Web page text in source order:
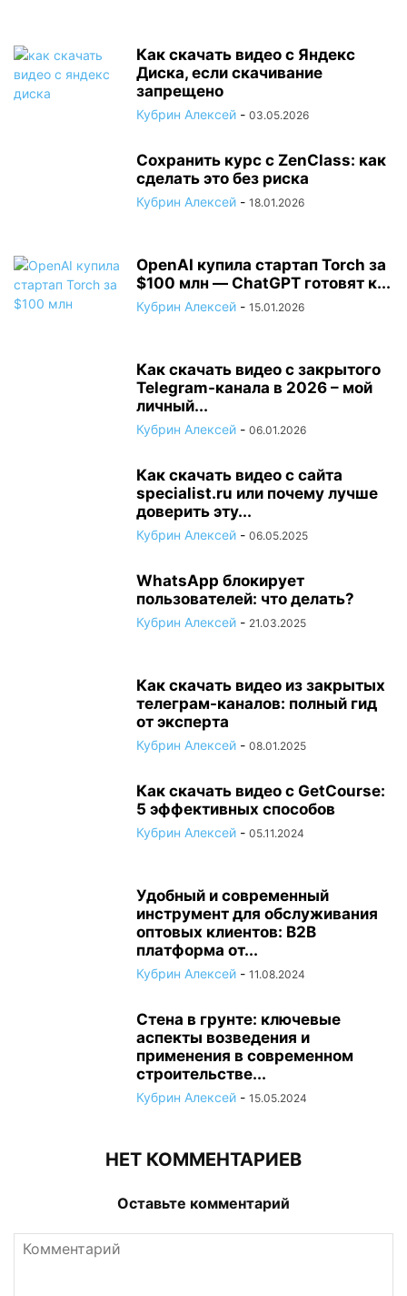
Как скачать видео с Яндекс
Диска, если скачивание
запрещено
Кубрин Алексей - 03.05.2026
Сохранить курс с ZenClass: как
сделать это без риска
Кубрин Алексей - 18.01.2026
OpenAI купила стартап Torch за
$100 млн — ChatGPT готовят к...
Кубрин Алексей - 15.01.2026
Как скачать видео с закрытого
Telegram-канала в 2026 – мой
личный...
Кубрин Алексей - 06.01.2026
Как скачать видео с сайта
specialist.ru или почему лучше
доверить эту...
Кубрин Алексей - 06.05.2025
WhatsApp блокирует
пользователей: что делать?
Кубрин Алексей - 21.03.2025
Как скачать видео из закрытых
телеграм-каналов: полный гид
от эксперта
Кубрин Алексей - 08.01.2025
Как скачать видео с GetCourse:
5 эффективных способов
Кубрин Алексей - 05.11.2024
Удобный и современный
инструмент для обслуживания
оптовых клиентов: B2B
платформа от...
Кубрин Алексей - 11.08.2024
Стена в грунте: ключевые
аспекты возведения и
применения в современном
строительстве...
Кубрин Алексей - 15.05.2024
НЕТ КОММЕНТАРИЕВ
Оставьте комментарий